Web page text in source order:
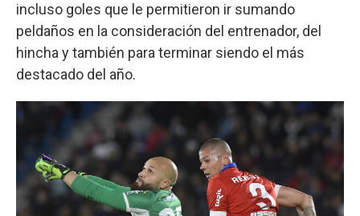
incluso goles que le permitieron ir sumando
peldaños en la consideración del entrenador, del
hincha y también para terminar siendo el más
destacado del año.